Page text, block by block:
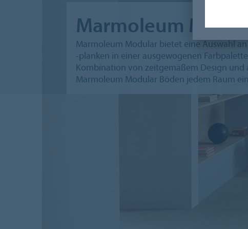
Marmoleum
Marmoleum Modular bietet eine Auswahl
-planken in einer ausgewogenen
Kombination von zeitgemäßem Design
Marmoleum Modular Böden jedem Raum